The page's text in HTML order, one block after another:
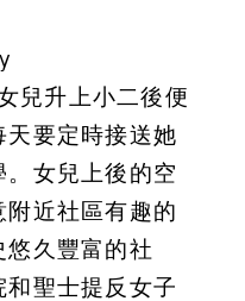
兒升上小二後便
天要定時接送她
女兒上後的空
附近社區有趣的
悠久豐富的社
和聖士提反女子